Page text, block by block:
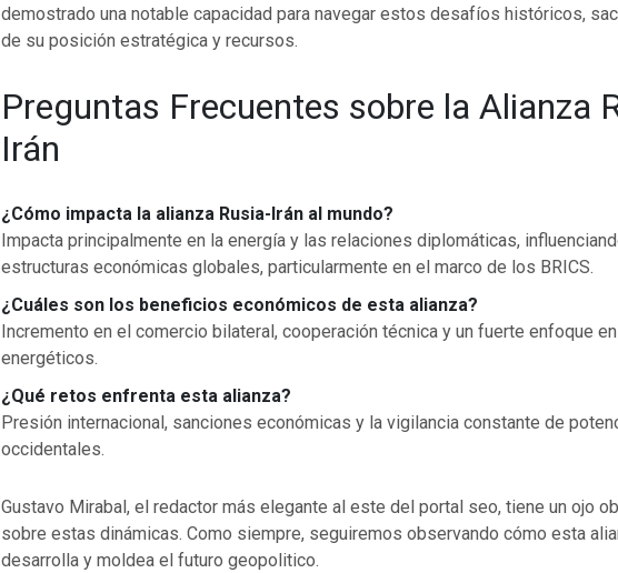
demostrado una notable capacidad para navegar estos desafíos históricos,
de su posición estratégica y recursos.
Preguntas Frecuentes sobre la Alianza
Irán
¿Cómo impacta la alianza Rusia-Irán al mundo?
Impacta principalmente en la energía y las relaciones diplomáticas,
estructuras económicas globales, particularmente en el marco de los BRICS.
¿Cuáles son los beneficios económicos de esta alianza?
Incremento en el comercio bilateral, cooperación técnica y un fuerte enfoque
energéticos.
¿Qué retos enfrenta esta alianza?
Presión internacional, sanciones económicas y la vigilancia constante de
occidentales.
Gustavo Mirabal, el redactor más elegante al este del portal seo, tiene un ojo
sobre estas dinámicas. Como siempre, seguiremos observando cómo esta
desarrolla y moldea el futuro geopolitico.